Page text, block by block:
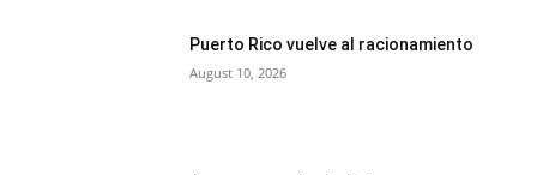
Puerto Rico vuelve al racionamiento
August 10, 2026